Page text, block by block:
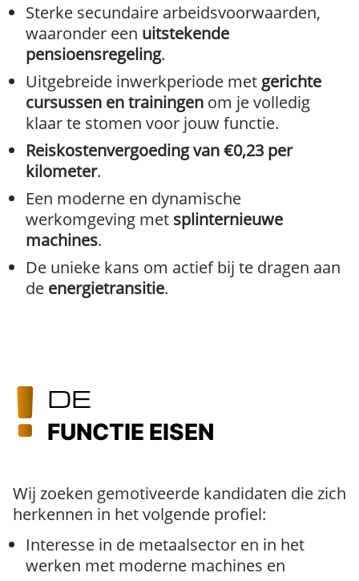
Sterke secundaire arbeidsvoorwaarden,
waaronder een uitstekende
pensioensregeling.
Uitgebreide inwerkperiode met gerichte
cursussen en trainingen om je volledig
klaar te stomen voor jouw functie.
Reiskostenvergoeding van €0,23 per
kilometer.
Een moderne en dynamische
werkomgeving met splinternieuwe
machines.
De unieke kans om actief bij te dragen aan
de energietransitie.
DE
FUNCTIE EISEN
Wij zoeken gemotiveerde kandidaten die zich
herkennen in het volgende profiel:
Interesse in de metaalsector en in het
werken met moderne machines en